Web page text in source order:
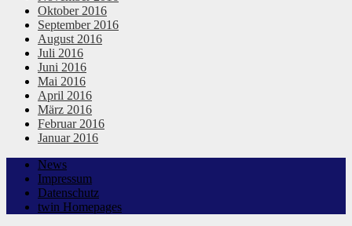
Oktober 2016
September 2016
August 2016
Juli 2016
Juni 2016
Mai 2016
April 2016
März 2016
Februar 2016
Januar 2016
News
Impressum
Datenschutz
twin Homepages